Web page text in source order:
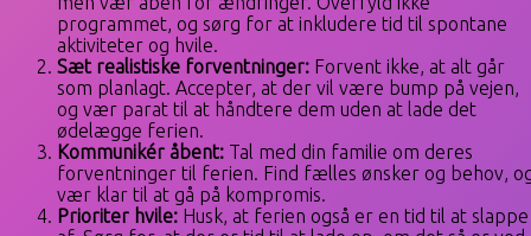
programmet, og sørg for at inkludere tid til spontane
aktiviteter og hvile.
Sæt realistiske forventninger: Forvent ikke, at alt går
som planlagt. Accepter, at der vil være bump på vejen,
og vær parat til at håndtere dem uden at lade det
ødelægge ferien.
Kommunikér åbent: Tal med din familie om deres
forventninger til ferien. Find fælles ønsker og behov,
vær klar til at gå på kompromis.
Prioriter hvile: Husk, at ferien også er en tid til at slappe